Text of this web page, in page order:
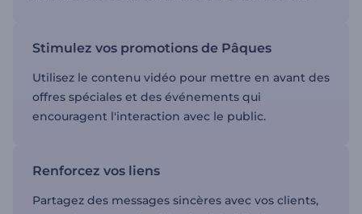
Stimulez vos promotions de Pâques
Utilisez le contenu vidéo pour mettre en avant des
offres spéciales et des événements qui
encouragent l'interaction avec le public.
Renforcez vos liens
Partagez des messages sincères avec vos clients,